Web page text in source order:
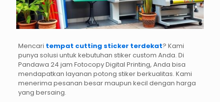
Mencari tempat cutting sticker terdekat? Kami
punya solusi untuk kebutuhan stiker custom Anda. Di
Pandawa 24 jam Fotocopy Digital Printing, Anda bisa
mendapatkan layanan potong stiker berkualitas. Kami
menerima pesanan besar maupun kecil dengan harga
yang bersaing.